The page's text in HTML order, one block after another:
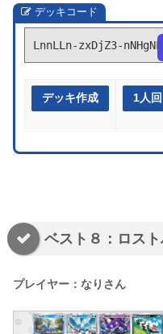
デッキコード
LnnLLn-zxDjZ3-nNHgNL
デッキ作成 1人
ベスト８：ロスト
プレイヤー：なりさん